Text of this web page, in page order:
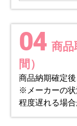
04 商品
間）
商品納期確定
※メーカーの状
程度遅れる場合